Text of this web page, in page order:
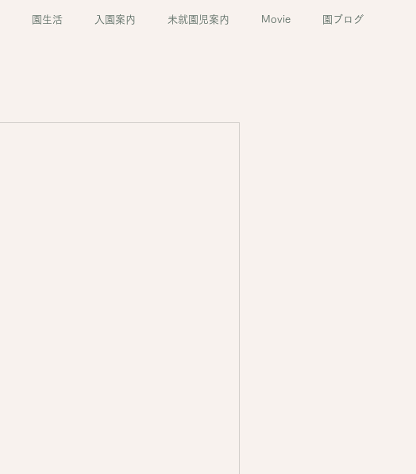
園生活 入園案内 未就園児案内 Movie 園ブログ